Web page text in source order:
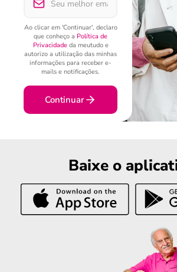
Ao clicar em 'Continuar', declaro
que conheço a Política de
Privacidadeda meutudo e
autorizo a utilização das minhas
informações para receber e-
mails e notificações.
Continuar
Baixe o